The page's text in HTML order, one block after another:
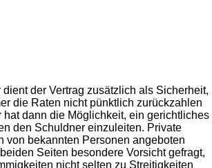
der Vertrag zusätzlich als Sicherheit,
die Raten nicht pünktlich zurückzahlen
hat dann die Möglichkeit, ein gerichtliches
den Schuldner einzuleiten. Private
von bekannten Personen angeboten
Seiten besondere Vorsicht gefragt,
nicht selten zu Streitigkeiten